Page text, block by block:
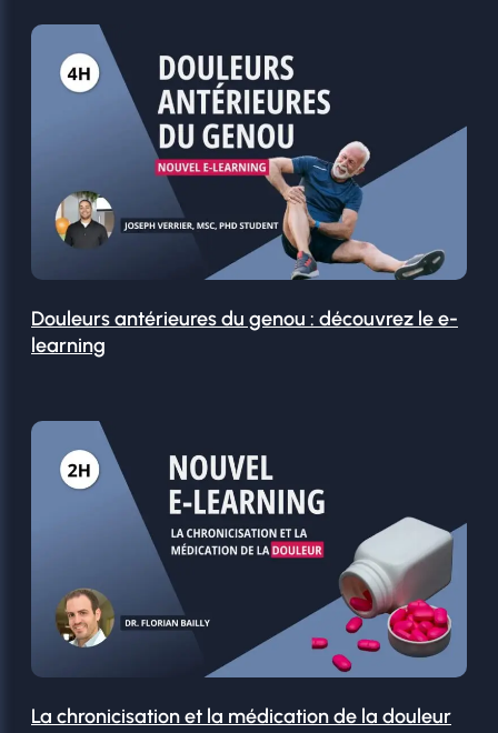
Douleurs antérieures du genou : découvrez le e-
learning
La chronicisation et la médication de la douleur